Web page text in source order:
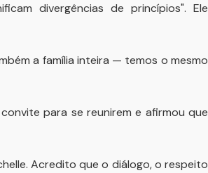
divergências de princípios". Ele
a família inteira — temos o mesmo
para se reunirem e afirmou que
Acredito que o diálogo, o respeito